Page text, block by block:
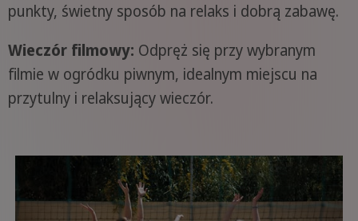
punkty, świetny sposób na relaks i dobrą zabawę.
Wieczór filmowy: Odpręż się przy wybranym
filmie w ogródku piwnym, idealnym miejscu na
przytulny i relaksujący wieczór.